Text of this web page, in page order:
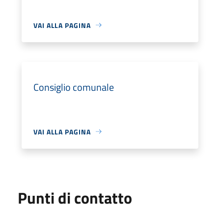
VAI ALLA PAGINA
Consiglio comunale
VAI ALLA PAGINA
Punti di contatto